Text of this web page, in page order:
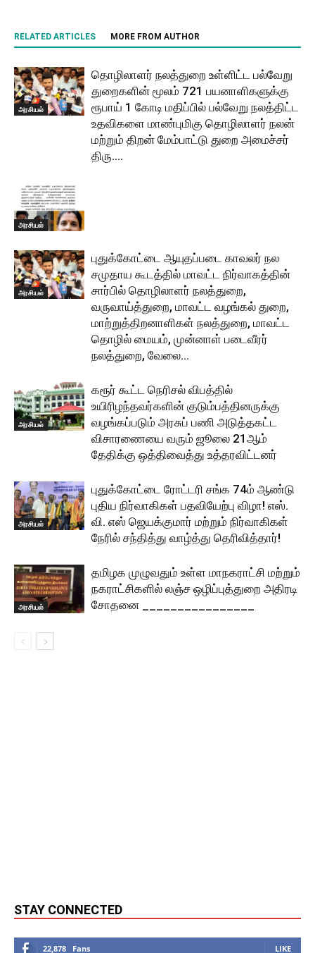
RELATED ARTICLES MORE FROM AUTHOR
அரசியல்
தொழிலாளர் நலத்துறை உள்ளிட்ட பல்வேறு
துறைகளின் மூலம் 721 பயனாளிகளுக்கு
ரூபாய் 1 கோடி மதிப்பில் பல்வேறு நலத்திட்ட
உதவிகளை மாண்புமிகு தொழிலாளர் நலன்
மற்றும் திறன் மேம்பாட்டு துறை அமைச்சர்
திரு....
அரசியல்
அரசியல்
புதுக்கோட்டை ஆயுதப்படை காவலர் நல
சமுதாய கூடத்தில் மாவட்ட நிர்வாகத்தின்
சார்பில் தொழிலாளர் நலத்துறை,
வருவாய்த்துறை, மாவட்ட வழங்கல் துறை,
மாற்றுத்திறனாளிகள் நலத்துறை, மாவட்ட
தொழில் மையம், முன்னாள் படைவீரர்
நலத்துறை, வேலை...
அரசியல்
கரூர் கூட்ட நெரிசல் விபத்தில்
உயிரிழந்தவர்களின் குடும்பத்தினருக்கு
வழங்கப்படும் அரசுப் பணி அடுத்தகட்ட
விசாரணையை வரும் ஜூலை 21ஆம்
தேதிக்கு ஒத்திவைத்து உத்தரவிட்டனர்
அரசியல்
புதுக்கோட்டை ரோட்டரி சங்க 74ம் ஆண்டு
புதிய நிர்வாகிகள் பதவியேற்பு விழா! எஸ்.
வி. எஸ் ஜெயக்குமார் மற்றும் நிர்வாகிகள்
நேரில் சந்தித்து வாழ்த்து தெரிவித்தார்!
அரசியல்
தமிழக முழுவதும் உள்ள மாநகராட்சி மற்றும்
நகராட்சிகளில் லஞ்ச ஒழிப்புத்துறை அதிரடி
சோதனை ________________
STAY CONNECTED
22,878 Fans LIKE